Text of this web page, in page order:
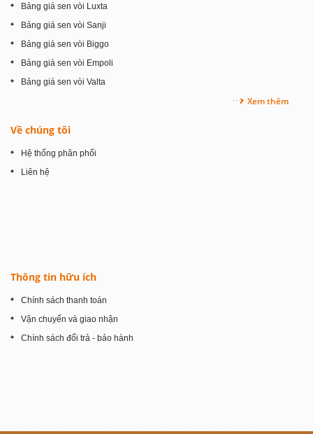
Bảng giá sen vòi Luxta
Bảng giá sen vòi Sanji
Bảng giá sen vòi Biggo
Bảng giá sen vòi Empoli
Bảng giá sen vòi Valta
Xem thêm
Về chúng tôi
Hệ thống phân phối
Liên hệ
Thông tin hữu ích
Chính sách thanh toán
Vận chuyển và giao nhận
Chính sách đổi trả - bảo hành